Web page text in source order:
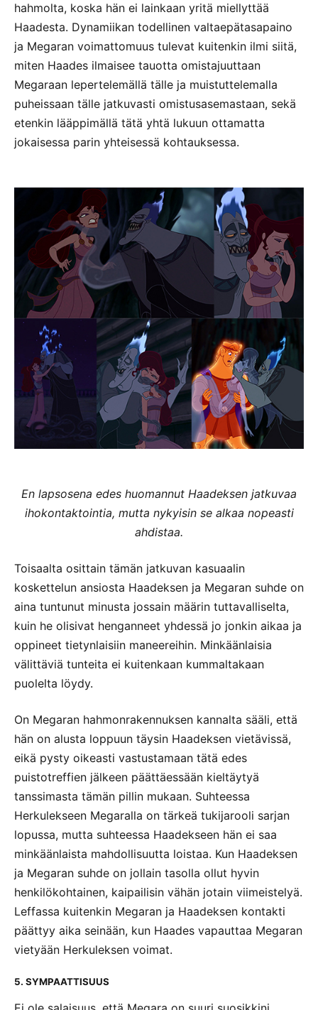
hahmolta, koska hän ei lainkaan yritä miellyttää
Haadesta. Dynamiikan todellinen valtaepätasapaino
ja Megaran voimattomuus tulevat kuitenkin ilmi siitä,
miten Haades ilmaisee tauotta omistajuuttaan
Megaraan lepertelemällä tälle ja muistuttelemalla
puheissaan tälle jatkuvasti omistusasemastaan, sekä
etenkin lääppimällä tätä yhtä lukuun ottamatta
jokaisessa parin yhteisessä kohtauksessa.
En lapsosena edes huomannut Haadeksen jatkuvaa
ihokontaktointia, mutta nykyisin se alkaa nopeasti
ahdistaa.
Toisaalta osittain tämän jatkuvan kasuaalin
koskettelun ansiosta Haadeksen ja Megaran suhde on
aina tuntunut minusta jossain määrin tuttavalliselta,
kuin he olisivat henganneet yhdessä jo jonkin aikaa ja
oppineet tietynlaisiin maneereihin. Minkäänlaisia
välittäviä tunteita ei kuitenkaan kummaltakaan
puolelta löydy.
On Megaran hahmonrakennuksen kannalta sääli, että
hän on alusta loppuun täysin Haadeksen vietävissä,
eikä pysty oikeasti vastustamaan tätä edes
puistotreffien jälkeen päättäessään kieltäytyä
tanssimasta tämän pillin mukaan. Suhteessa
Herkulekseen Megaralla on tärkeä tukijarooli sarjan
lopussa, mutta suhteessa Haadekseen hän ei saa
minkäänlaista mahdollisuutta loistaa. Kun Haadeksen
ja Megaran suhde on jollain tasolla ollut hyvin
henkilökohtainen, kaipailisin vähän jotain viimeistelyä.
Leffassa kuitenkin Megaran ja Haadeksen kontakti
päättyy aika seinään, kun Haades vapauttaa Megaran
vietyään Herkuleksen voimat.
5. SYMPAATTISUUS